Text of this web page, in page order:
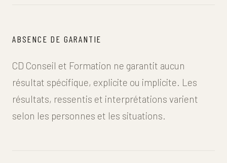
ABSENCE DE GARANTIE
CD Conseil et Formation ne garantit aucun
résultat spécifique, explicite ou implicite. Les
résultats, ressentis et interprétations varient
selon les personnes et les situations.